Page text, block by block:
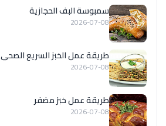
سمبوسة البف الحجازية
2026-07-08
طريقة عمل الخبز السريع الصحى
2026-07-08
طريقة عمل خبز مضفر
2026-07-08